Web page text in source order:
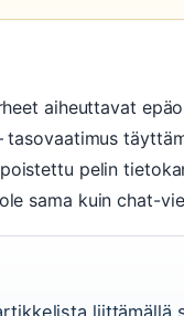
aiheuttavat
pelin
sama kuin chat-